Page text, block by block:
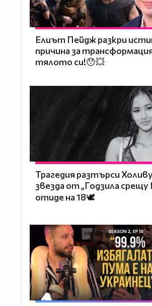
Елиът Пейдж разкри
причина за
тялото си!😯💥
Трагедия разтърси
звезда от „Годзила срещу
отиде на 18🕊️